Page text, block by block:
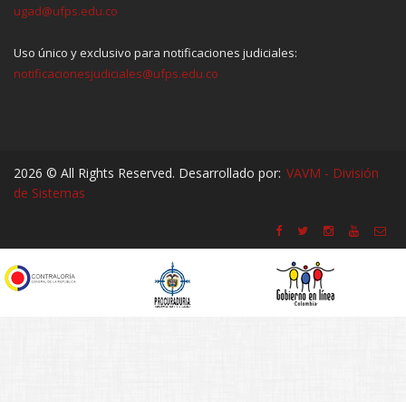
ugad@ufps.edu.co
Uso único y exclusivo para notificaciones judiciales:
notificacionesjudiciales@ufps.edu.co
2026 © All Rights Reserved. Desarrollado por: VAVM - División
de Sistemas